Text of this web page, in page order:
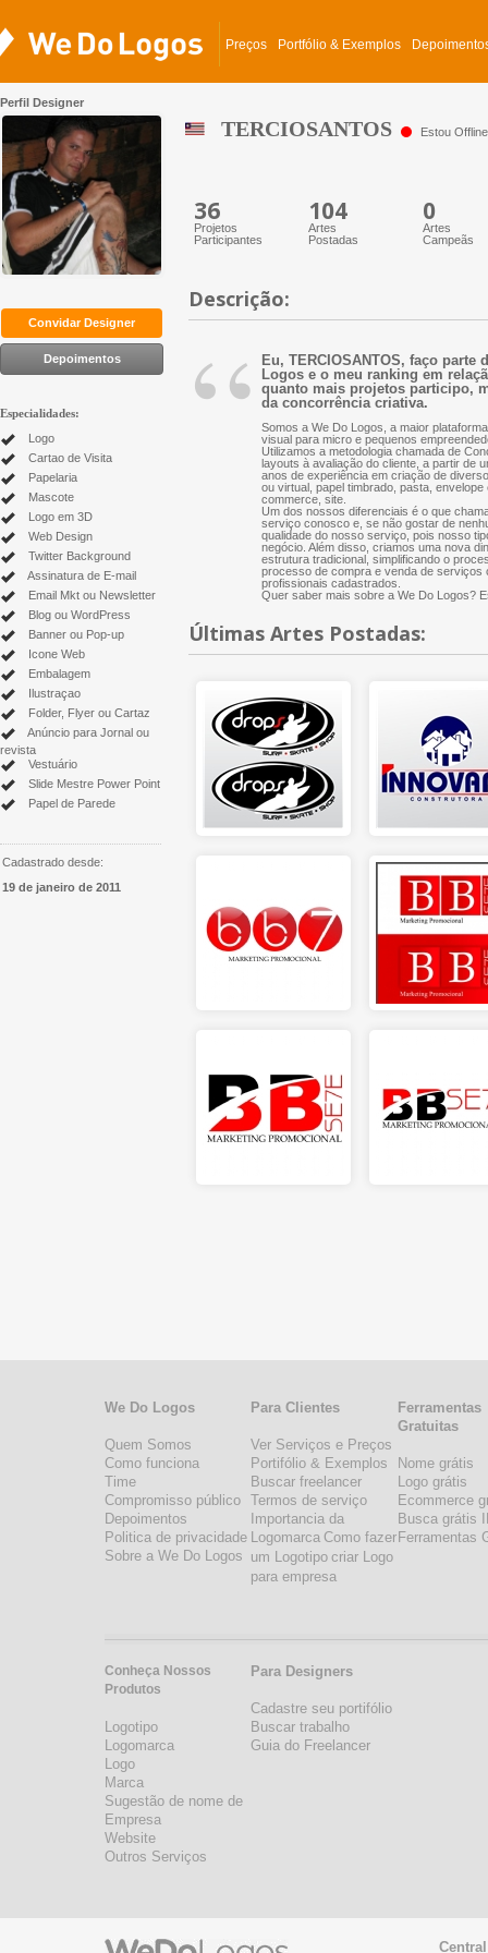
Preços Portfólio & Exemplos
Convidar Designer
Depoimentos
Especialidades:
Logo
Cartao de Visita
Papelaria
Mascote
Logo em 3D
Web Design
Twitter Background
Assinatura de E-mail
Email Mkt ou Newsletter
Blog ou WordPress
Banner ou Pop-up
Icone Web
Embalagem
Ilustraçao
Folder, Flyer ou Cartaz
Anúncio para Jornal ou
revista
Vestuário
Slide Mestre Power Point
Papel de Parede
Cadastrado desde:
19 de janeiro de 2011
TERCIOSANTOS Estou Offline
Perfil Designer
36
Projetos
Participantes
104
Artes
Postadas
0
Artes
Campeãs
Descrição:
“
Eu, TERCIOSANTOS, faço
Logos e o meu ranking em
quanto mais projetos participo,
da concorrência criativa.
Somos a We Do Logos, a maior
visual para micro e pequenos
Utilizamos a metodologia chamada de
layouts à avaliação do cliente, a partir de
anos de experiência em criação de
ou virtual, papel timbrado, pasta,
commerce, site.
Um dos nossos diferenciais é o que
serviço conosco e, se não gostar de
qualidade do nosso serviço, pois nosso
negócio. Além disso, criamos uma nova
estrutura tradicional, simplificando o
processo de compra e venda de serviços
profissionais cadastrados.
Quer saber mais sobre a We Do Logos?
Últimas Artes Postadas:
We Do Logos
Quem Somos
Como funciona
Time
Compromisso público
Depoimentos
Politica de privacidade
Sobre a We Do Logos
Conheça Nossos
Produtos
Logotipo
Logomarca
Logo
Marca
Sugestão de nome de
Empresa
Website
Outros Serviços
Para Clientes
Ver Serviços e Preços
Portifólio & Exemplos
Buscar freelancer
Termos de serviço
Importancia da
Logomarca Como fazer
um Logotipo criar Logo
para empresa
Para Designers
Cadastre seu portifólio
Buscar trabalho
Guia do Freelancer
Ferramentas
Gratuitas
Nome grátis
Logo grátis
Ecommerce
Busca grátis
Ferramentas